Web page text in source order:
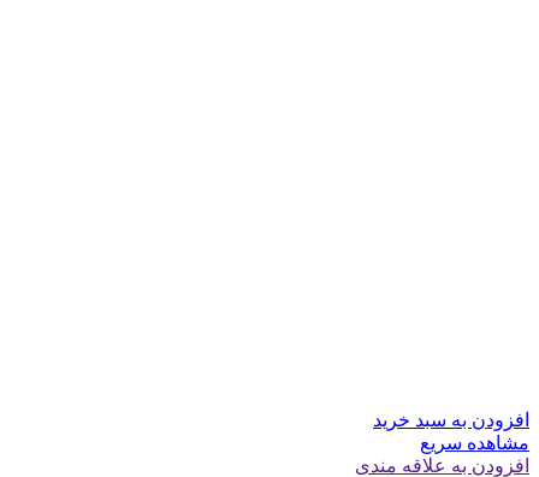
افزودن به سبد خرید
مشاهده سریع
افزودن به علاقه مندی